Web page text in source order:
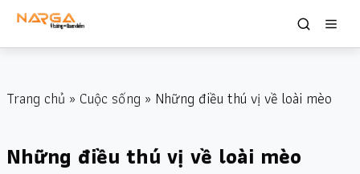
Trang chủ » Cuộc sống » Những điều thú vị về loài mèo
Những điều thú vị về loài mèo